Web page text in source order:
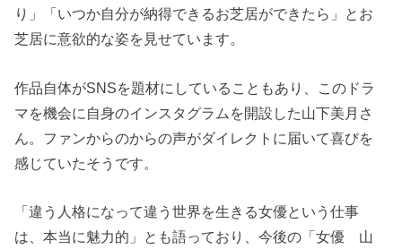
り」「いつか自分が納得できるお芝居ができたら」とお
芝居に意欲的な姿を見せています。
作品自体がSNSを題材にしていることもあり、このドラ
マを機会に自身のインスタグラムを開設した山下美月さ
ん。ファンからのからの声がダイレクトに届いて喜びを
感じていたそうです。
「違う人格になって違う世界を生きる女優という仕事
は、本当に魅力的」とも語っており、今後の「女優 山